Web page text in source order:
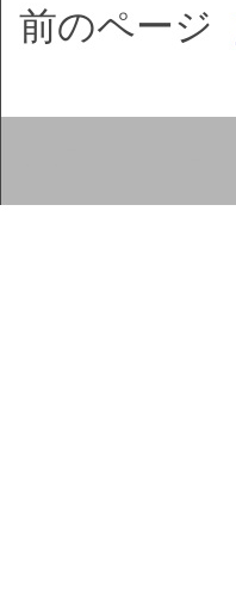
前のページ